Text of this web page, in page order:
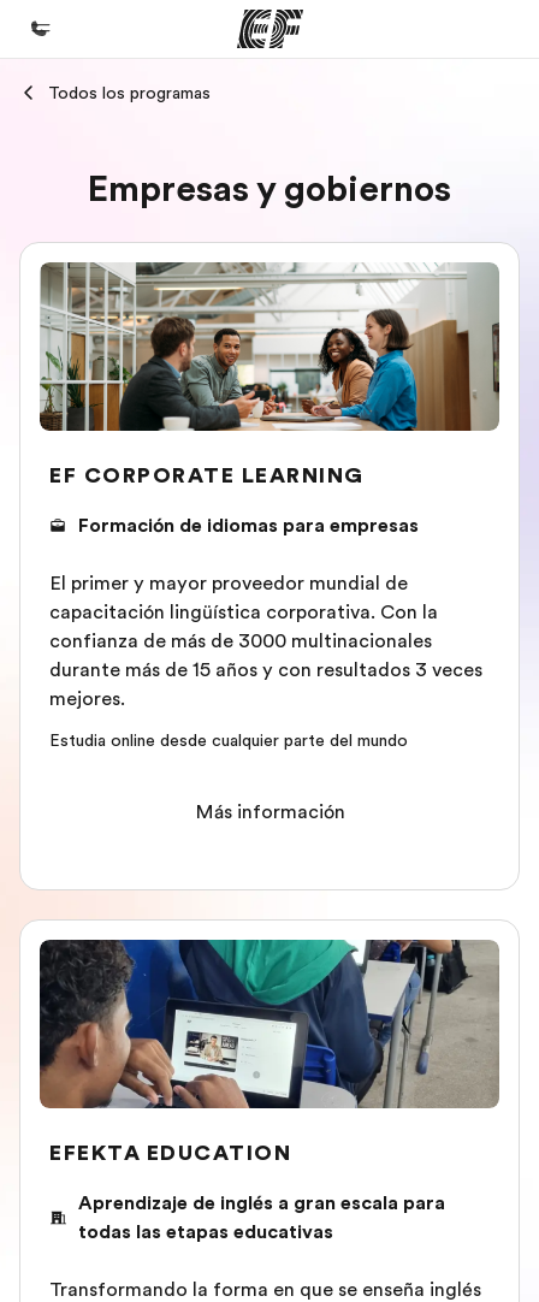
Programas
Ver todo lo que hacemos
Oficinas
Encuentra una oficina
Sobre nosotros
Quiénes somos
Trabajos
Todos los programas
Empresas y gobiernos
EF CORPORATE LEARNING
Formación de idiomas para empresas
El primer y mayor proveedor mundial de
capacitación lingüística corporativa. Con la
confianza de más de 3000 multinacionales
durante más de 15 años y con resultados 3 veces
mejores.
Estudia online desde cualquier parte del mundo
Más información
EFEKTA EDUCATION
Aprendizaje de inglés a gran escala para
todas las etapas educativas
Transformando la forma en que se enseña inglés